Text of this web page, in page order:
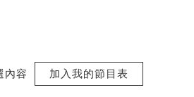
內容 加入我的節目表